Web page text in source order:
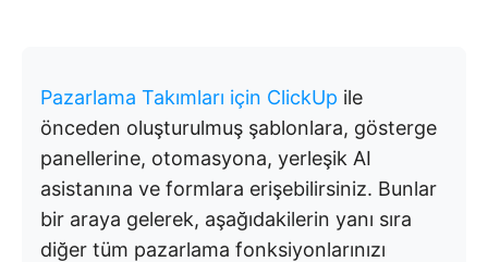
Pazarlama Takımları için ClickUp ile
önceden oluşturulmuş şablonlara, gösterge
panellerine, otomasyona, yerleşik AI
asistanına ve formlara erişebilirsiniz. Bunlar
bir araya gelerek, aşağıdakilerin yanı sıra
diğer tüm pazarlama fonksiyonlarınızı